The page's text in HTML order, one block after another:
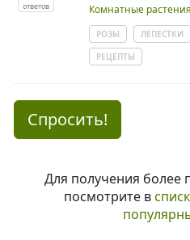
ответов
Комнатные растения
РОЗЫ ЛЕПЕСТКИ
РЕЦЕПТЫ
Спросить!
Для получения
посмотрите в